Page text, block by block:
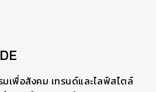
เพื่อสังคม เทรนด์และไลฟ์สไตล์